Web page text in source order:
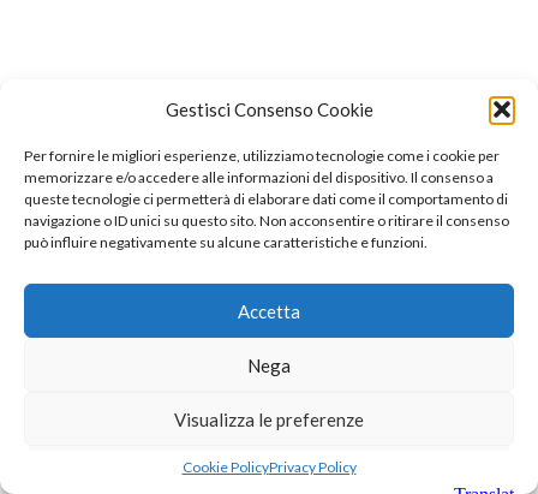
Gestisci Consenso Cookie
Per fornire le migliori esperienze, utilizziamo tecnologie come i cookie per
memorizzare e/o accedere alle informazioni del dispositivo. Il consenso a
queste tecnologie ci permetterà di elaborare dati come il comportamento di
navigazione o ID unici su questo sito. Non acconsentire o ritirare il consenso
può influire negativamente su alcune caratteristiche e funzioni.
Accetta
Nega
Visualizza le preferenze
Cookie PolicyPrivacy Policy